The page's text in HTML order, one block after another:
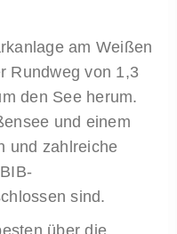
am Weißen
Rundweg von 1,3
den See herum.
und einem
und zahlreiche
sind.